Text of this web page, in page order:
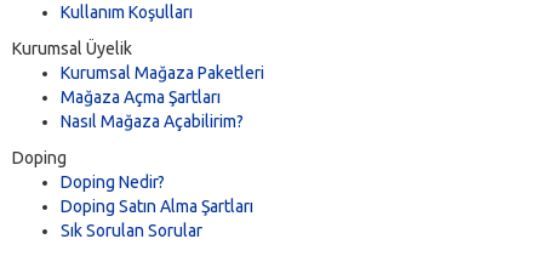
Kullanım Koşulları
Kurumsal Üyelik
Kurumsal Mağaza Paketleri
Mağaza Açma Şartları
Nasıl Mağaza Açabilirim?
Doping
Doping Nedir?
Doping Satın Alma Şartları
Sık Sorulan Sorular